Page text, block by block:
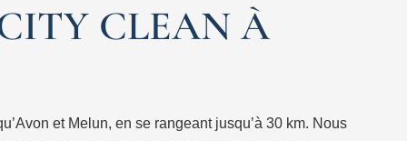
CLEAN À
et Melun, en se rangeant jusqu’à 30 km. Nous